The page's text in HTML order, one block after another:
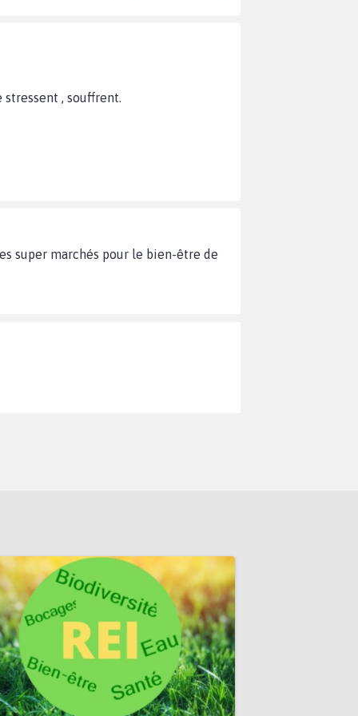
, souffrent.
super marchés pour le bien-être de